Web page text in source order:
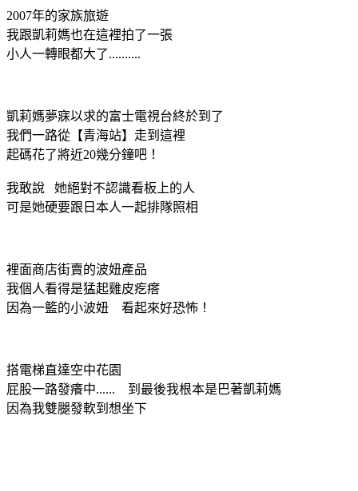
2007年的家族旅遊
我跟凱莉媽也在這裡拍了一張
小人一轉眼都大了..........
凱莉媽夢寐以求的富士電視台終於到了
我們一路從【青海站】走到這裡
起碼花了將近20幾分鐘吧！
我敢說 她絕對不認識看板上的人
可是她硬要跟日本人一起排隊照相
裡面商店街賣的波妞產品
我個人看得是猛起雞皮疙瘩
因為一籃的小波妞 看起來好恐怖！
搭電梯直達空中花園
屁股一路發癢中...... 到最後我根本是巴著凱莉媽
因為我雙腿發軟到想坐下